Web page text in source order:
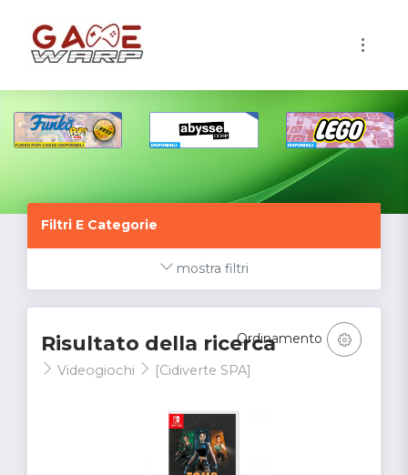
Filtri E Categorie
mostra filtri
Risultato della ricerca
Videogiochi [Cidiverte SPA]
Ordinamento